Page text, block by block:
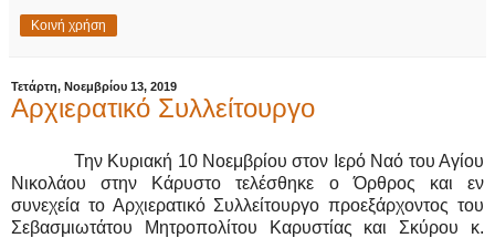
Κοινή χρήση
Τετάρτη, Νοεμβρίου 13, 2019
Αρχιερατικό Συλλείτουργο
Την Κυριακή 10 Νοεμβρίου στον Ιερό Ναό του Αγίου
Νικολάου στην Κάρυστο τελέσθηκε ο Όρθρος και εν
συνεχεία το Αρχιερατικό Συλλείτουργο προεξάρχοντος του
Σεβασμιωτάτου Μητροπολίτου Καρυστίας και Σκύρου κ.